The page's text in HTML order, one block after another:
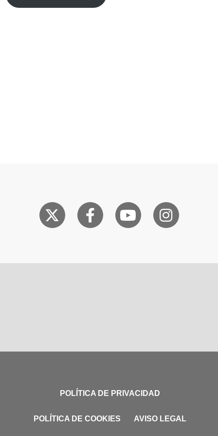
POLÍTICA DE PRIVACIDAD
POLÍTICA DE COOKIES AVISO LEGAL